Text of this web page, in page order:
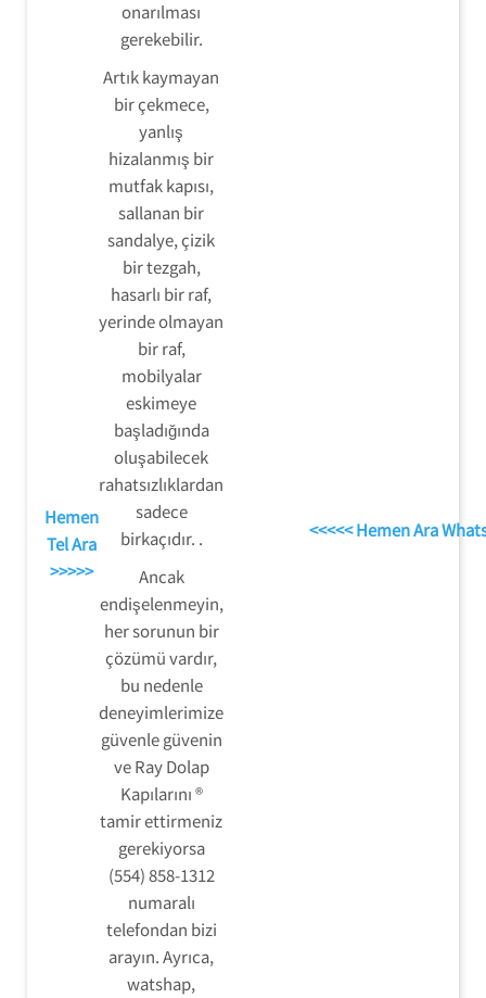
Hemen
Tel Ara
>>>>>
onarılması
gerekebilir.
Artık kaymayan
bir çekmece,
yanlış
hizalanmış bir
mutfak kapısı,
sallanan bir
sandalye, çizik
bir tezgah,
hasarlı bir raf,
yerinde olmayan
bir raf,
mobilyalar
eskimeye
başladığında
oluşabilecek
rahatsızlıklardan
sadece
birkaçıdır. .
Ancak
endişelenmeyin,
her sorunun bir
çözümü vardır,
bu nedenle
deneyimlerimize
güvenle güvenin
ve Ray Dolap
Kapılarını ®
tamir ettirmeniz
gerekiyorsa
(554) 858-1312
numaralı
telefondan bizi
arayın. Ayrıca,
watshap,
<<<<< Hemen Ara